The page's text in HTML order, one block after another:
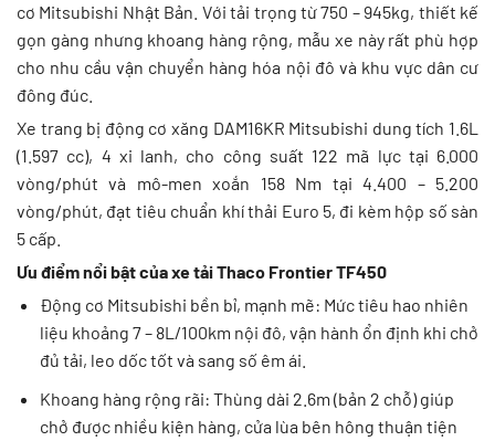
cơ Mitsubishi Nhật Bản. Với tải trọng từ 750 – 945kg, thiết kế
gọn gàng nhưng khoang hàng rộng, mẫu xe này rất phù hợp
cho nhu cầu vận chuyển hàng hóa nội đô và khu vực dân cư
đông đúc.
Xe trang bị động cơ xăng DAM16KR Mitsubishi dung tích 1.6L
(1.597 cc), 4 xi lanh, cho công suất 122 mã lực tại 6.000
vòng/phút và mô-men xoắn 158 Nm tại 4.400 – 5.200
vòng/phút, đạt tiêu chuẩn khí thải Euro 5, đi kèm hộp số sàn
5 cấp.
Ưu điểm nổi bật của xe tải Thaco Frontier TF450
Động cơ Mitsubishi bền bỉ, mạnh mẽ: Mức tiêu hao nhiên
liệu khoảng 7 – 8L/100km nội đô, vận hành ổn định khi chở
đủ tải, leo dốc tốt và sang số êm ái.
Khoang hàng rộng rãi: Thùng dài 2.6m (bản 2 chỗ) giúp
chở được nhiều kiện hàng, cửa lùa bên hông thuận tiện